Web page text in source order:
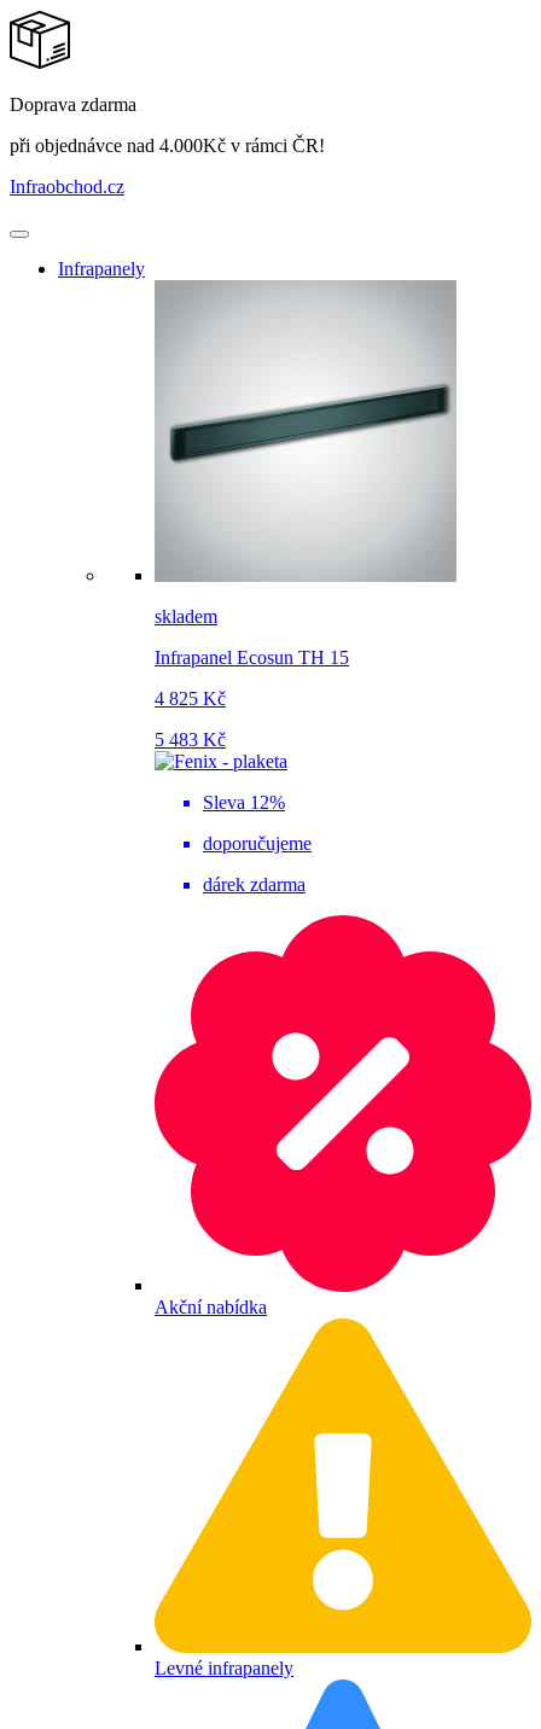
Doprava zdarma
při objednávce nad 4.000Kč v rámci ČR!
Infraobchod.cz
Infrapanely
skladem
Infrapanel Ecosun TH 15
4 825 Kč
5 483 Kč
Sleva 12%
doporučujeme
dárek zdarma
Akční nabídka
Levné infrapanely